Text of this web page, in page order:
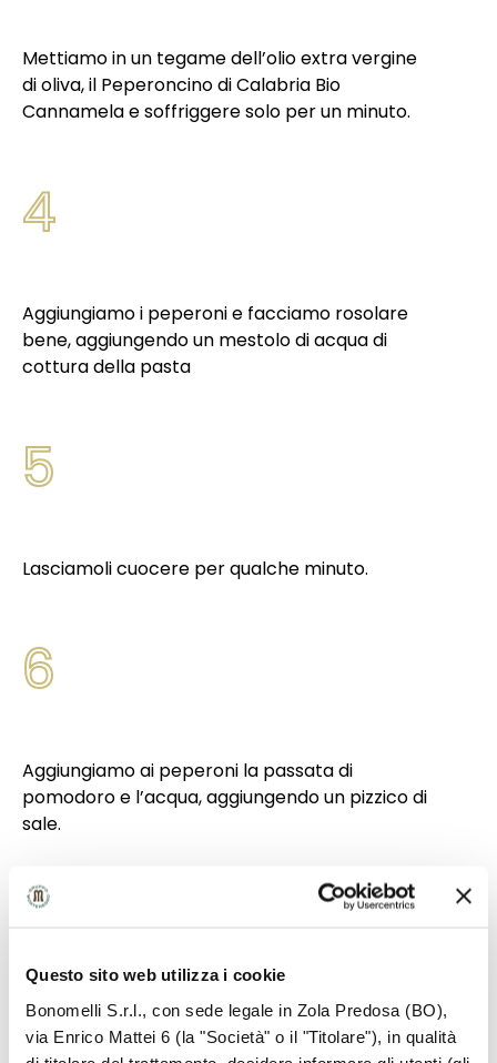
Questo sito web utilizza i cookie
Bonomelli S.r.l., con sede legale in Zola Predosa (BO),
via Enrico Mattei 6 (la "Società" o il "Titolare"), in qualità
Mettiamo in un tegame dell’olio extra vergine
di oliva, il Peperoncino di Calabria Bio
Cannamela e soffriggere solo per un minuto.
4
Aggiungiamo i peperoni e facciamo rosolare
bene, aggiungendo un mestolo di acqua di
cottura della pasta
5
Lasciamoli cuocere per qualche minuto.
6
Aggiungiamo ai peperoni la passata di
pomodoro e l’acqua, aggiungendo un pizzico di
sale.
7
Lasciamo cuocere per circa 10 minuti
mescolando di tanto in tanto.